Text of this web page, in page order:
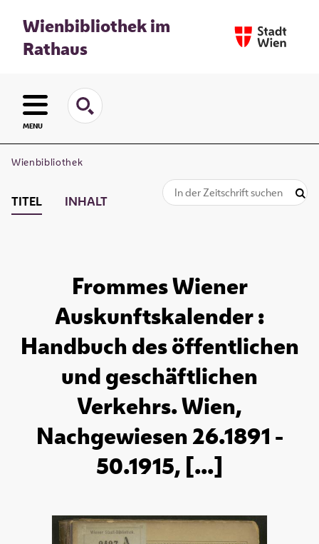
Wienbibliothek im
Rathaus
MENU
Wienbibliothek
TITEL INHALT
Frommes Wiener
Auskunftskalender :
Handbuch des öffentlichen
und geschäftlichen
Verkehrs. Wien,
Nachgewiesen 26.1891 -
50.1915, [...]